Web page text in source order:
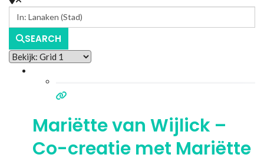
SEARCH
Mariëtte van Wijlick –
Co-creatie met Mariëtte